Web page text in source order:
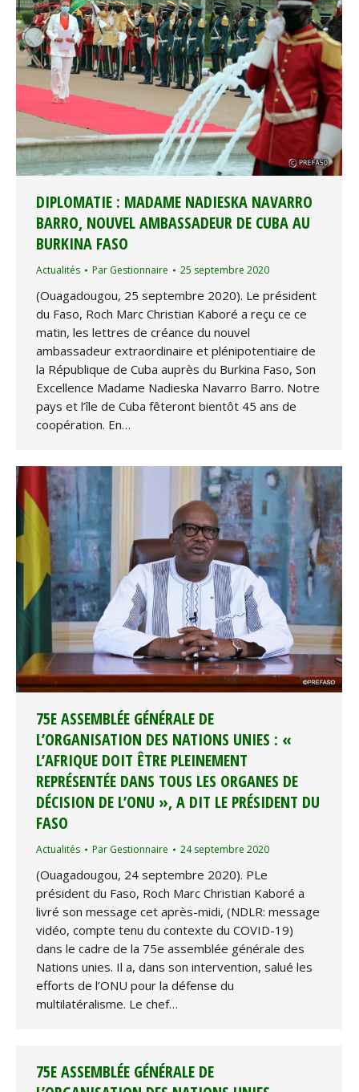
DIPLOMATIE : MADAME NADIESKA NAVARRO
BARRO, NOUVEL AMBASSADEUR DE CUBA AU
BURKINA FASO
Actualités Par Gestionnaire 25 septembre 2020
(Ouagadougou, 25 septembre 2020). Le président
du Faso, Roch Marc Christian Kaboré a reçu ce ce
matin, les lettres de créance du nouvel
ambassadeur extraordinaire et plénipotentiaire de
la République de Cuba auprès du Burkina Faso, Son
Excellence Madame Nadieska Navarro Barro. Notre
pays et l’île de Cuba fêteront bientôt 45 ans de
coopération. En…
75E ASSEMBLÉE GÉNÉRALE DE
L’ORGANISATION DES NATIONS UNIES : «
L’AFRIQUE DOIT ÊTRE PLEINEMENT
REPRÉSENTÉE DANS TOUS LES ORGANES DE
DÉCISION DE L’ONU », A DIT LE PRÉSIDENT DU
FASO
Actualités Par Gestionnaire 24 septembre 2020
(Ouagadougou, 24 septembre 2020). PLe
président du Faso, Roch Marc Christian Kaboré a
livré son message cet après-midi, (NDLR: message
vidéo, compte tenu du contexte du COVID-19)
dans le cadre de la 75e assemblée générale des
Nations unies. Il a, dans son intervention, salué les
efforts de l’ONU pour la défense du
multilatéralisme. Le chef…
75E ASSEMBLÉE GÉNÉRALE DE